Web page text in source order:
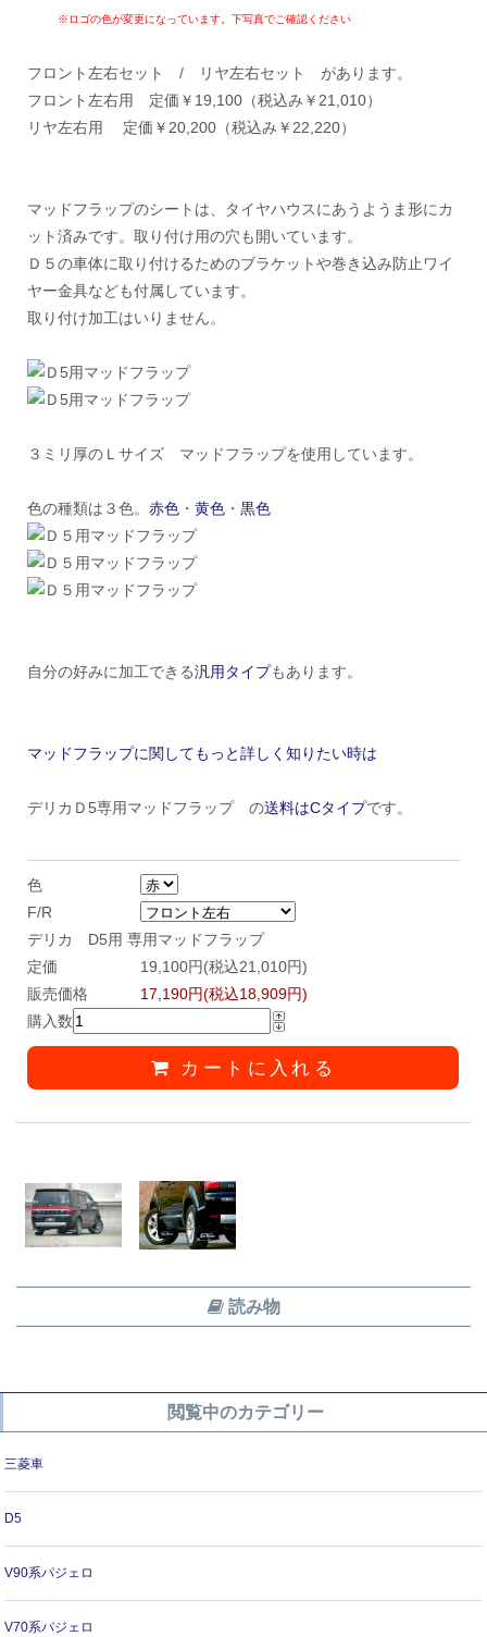
※ロゴの色が変更になっています。下写真でご確認ください
フロント左右セット / リヤ左右セット があります。
フロント左右用 定価￥19,100（税込み￥21,010）
リヤ左右用 定価￥20,200（税込み￥22,220）
マッドフラップのシートは、タイヤハウスにあうようま形にカ
ット済みです。取り付け用の穴も開いています。
Ｄ５の車体に取り付けるためのブラケットや巻き込み防止ワイ
ヤー金具なども付属しています。
取り付け加工はいりません。
３ミリ厚のＬサイズ マッドフラップを使用しています。
色の種類は３色。赤色 ・黄色 ・黒色
自分の好みに加工できる汎用タイプもあります。
マッドフラップに関してもっと詳しく知りたい時は
デリカＤ5専用マッドフラップ の送料はCタイプです。
色
F/R
デリカ D5用 専用マッドフラップ
定価
19,100円(税込21,010円)
販売価格
17,190円(税込18,909円)
購入数
カートに入れる
読み物
閲覧中のカテゴリー
三菱車
D5
V90系パジェロ
V70系パジェロ